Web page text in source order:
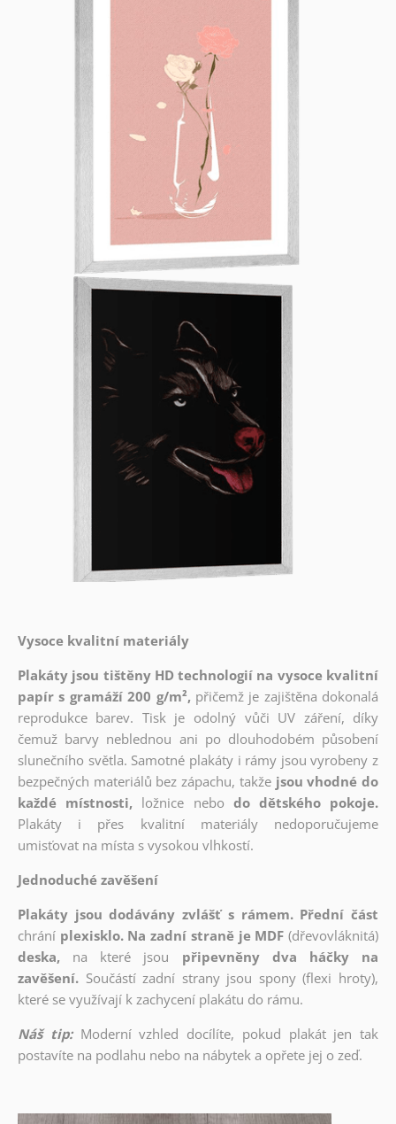
Vysoce kvalitní materiály
Plakáty jsou tištěny HD technologií na vysoce kvalitní
papír s gramáží 200 g/m², přičemž je zajištěna dokonalá
reprodukce barev. Tisk je odolný vůči UV záření, díky
čemuž barvy neblednou ani po dlouhodobém působení
slunečního světla. Samotné plakáty i rámy jsou vyrobeny z
bezpečných materiálů bez zápachu, takže jsou vhodné do
každé místnosti, ložnice nebo do dětského pokoje.
Plakáty i přes kvalitní materiály nedoporučujeme
umisťovat na místa s vysokou vlhkostí.
Jednoduché zavěšení
Plakáty jsou dodávány zvlášť s rámem. Přední část
chrání plexisklo. Na zadní straně je MDF (dřevovláknitá)
deska,
na které jsou
připevněny dva háčky na
zavěšení. Součástí zadní strany jsou spony (flexi hroty),
které se využívají k zachycení plakátu do rámu.
Náš tip: Moderní vzhled docílíte, pokud plakát jen tak
postavíte na podlahu nebo na nábytek a opřete jej o zeď.